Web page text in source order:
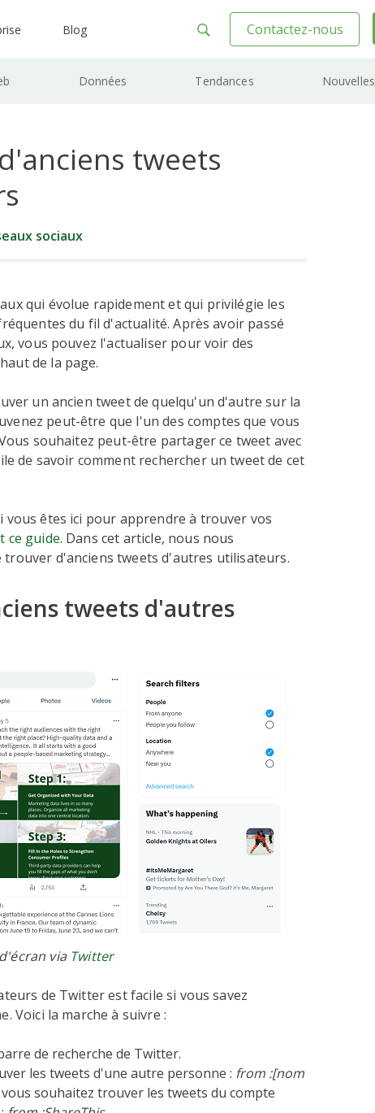
Blog Contactez-nous
Données Tendances Nouvelles
tweets
sociaux
qui évolue rapidement et qui privilégie les
du fil d'actualité. Après avoir passé
vous pouvez l'actualiser pour voir des
de la page.
un ancien tweet de quelqu'un d'autre sur la
peut-être que l'un des comptes que vous
souhaitez peut-être partager ce tweet avec
de savoir comment rechercher un tweet de cet
vous êtes ici pour apprendre à trouver vos
ce guide. Dans cet article, nous nous
d'anciens tweets d'autres utilisateurs.
tweets d'autres
via Twitter
de Twitter est facile si vous savez
Voici la marche à suivre :
de recherche de Twitter.
les tweets d'une autre personne : from :[nom
vous souhaitez trouver les tweets du compte